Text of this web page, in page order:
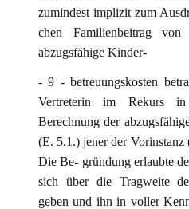
zumindest implizit zum
chen Familienbeitrag
abzugsfähige Kinder-
- 9 - betreuungskosten
Vertreterin im Rekurs
Berechnung der
(E. 5.1.) jener der Vorinstanz
Die Be- gründung erlaubte
sich über die Tragweite
geben und ihn in voller